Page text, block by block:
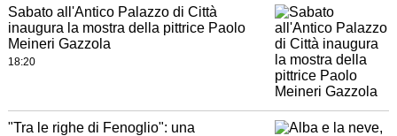
Sabato all'Antico Palazzo di Città
inaugura la mostra della pittrice Paolo
Meineri Gazzola
18:20
"Tra le righe di Fenoglio": una